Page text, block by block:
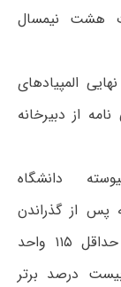
هشت نیمسال
المپیادهای
از دبیرخانه
دانشگاه
پس از گذراندن
هفت نیمسال تحصیلی (با گذراندن حداقل ۱۱۵ واحد
درصد برتر